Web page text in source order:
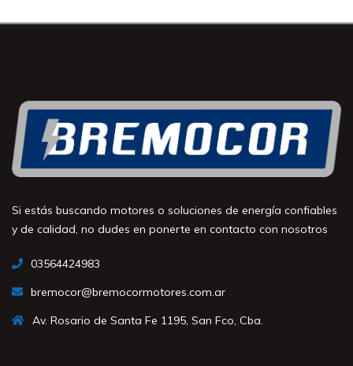
Si estás buscando motores o soluciones de energía confiables
y de calidad, no dudes en ponerte en contacto con nosotros
03564424983
bremocor@bremocormotores.com.ar
Av. Rosario de Santa Fe 1195, San Fco, Cba.